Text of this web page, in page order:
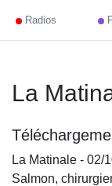
Radios
La
La Matinale - 02/
Salmon,